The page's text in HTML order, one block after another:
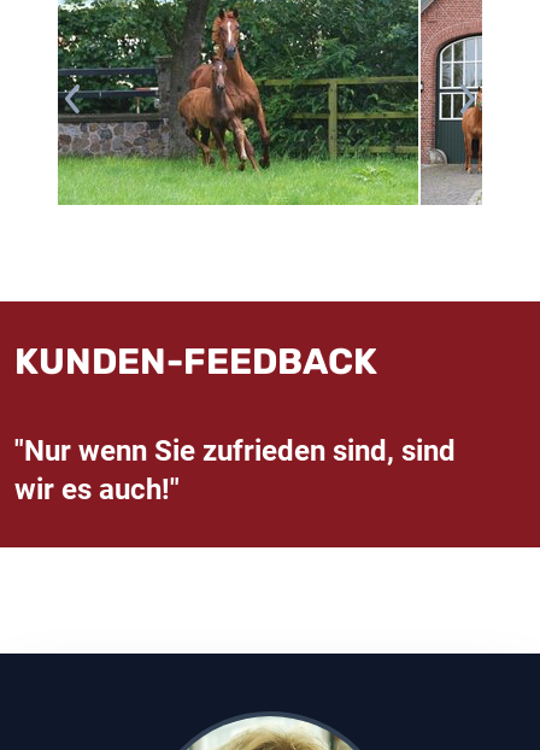
KUNDEN-FEEDBACK
"Nur wenn Sie zufrieden sind, sind
wir es auch!"